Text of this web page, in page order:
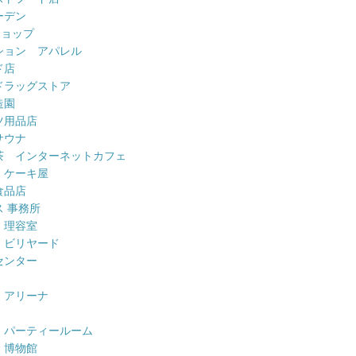
デン
ップ
ョン アパレル
店
ッグストア
用品店
ナ
インターネットカフェ
ーキ屋
品店
事務所
容室
リヤード
ンター
リーナ
ーティールーム
物館